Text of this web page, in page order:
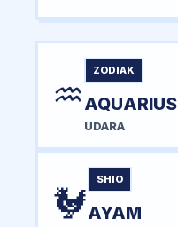
♒
ZODIAK
AQUARIUS
UDARA
🐓
SHIO
AYAM